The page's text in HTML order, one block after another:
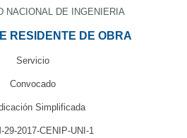
NACIONAL DE INGENIERIA
RESIDENTE DE OBRA
Servicio
Convocado
Simplificada
29-2017-CENIP-UNI-1